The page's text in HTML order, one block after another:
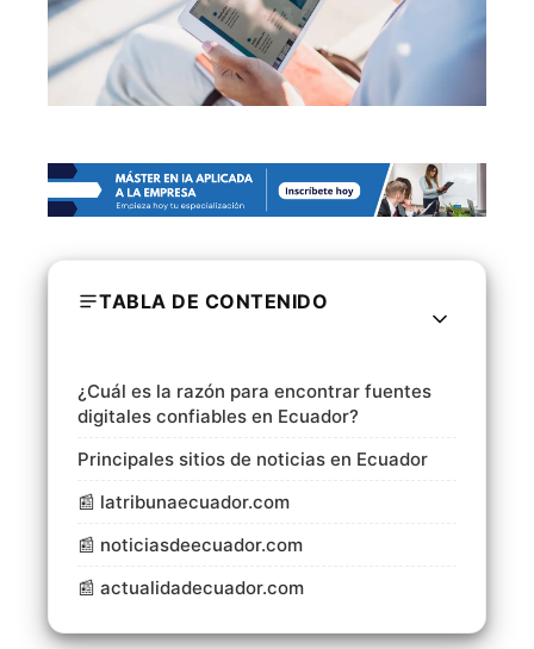
TABLA DE CONTENIDO
¿Cuál es la razón para encontrar fuentes
digitales confiables en Ecuador?
Principales sitios de noticias en Ecuador
📰 latribunaecuador.com
📰 noticiasdeecuador.com
📰 actualidadecuador.com